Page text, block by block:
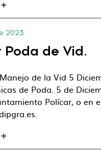
2023
Poda de Vid.
de la Vid 5
de Poda. 5 de
Polícar, o en